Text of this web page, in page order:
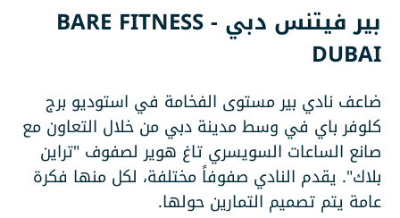
بير فيتنس دبي - BARE FITNESS
DUBAI
ضاعف نادي بير مستوى الفخامة في استوديو برج
كلوفر باي في وسط مدينة دبي من خلال التعاون مع
صانع الساعات السويسري تاغ هوير لصفوف "تراين
بلاك". يقدم النادي صفوفاً مختلفة، لكل منها فكرة
عامة يتم تصميم التمارين حولها.